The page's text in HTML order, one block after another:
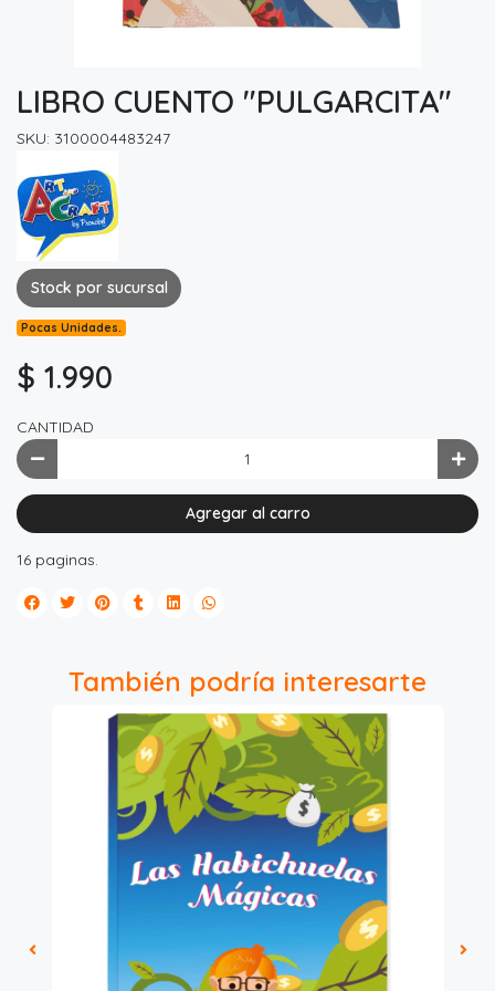
LIBRO CUENTO "PULGARCITA"
SKU: 3100004483247
Stock por sucursal
Pocas Unidades.
$ 1.990
CANTIDAD
Agregar al carro
16 paginas.
También podría interesarte